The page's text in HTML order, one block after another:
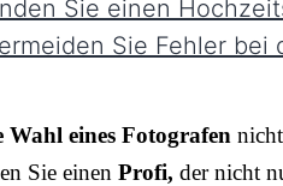
Sie einen
Sie Fehler bei
Wahl eines Fotografen
Sie einen Profi, der nicht